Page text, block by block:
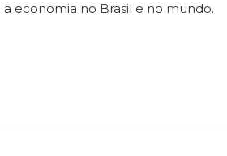
economia no Brasil e no mundo.